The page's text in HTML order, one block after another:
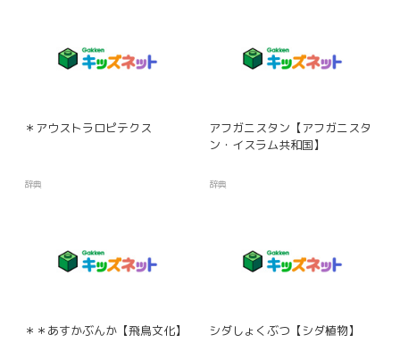
＊アウストラロピテクス
辞典
アフガニスタン【アフガニスタ
ン・イスラム共和国】
辞典
＊＊あすかぶんか【飛鳥文化】 シダしょくぶつ【シダ植物】